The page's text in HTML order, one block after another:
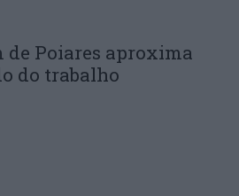
de Poiares aproxima
do trabalho